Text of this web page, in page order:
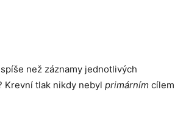
než záznamy jednotlivých
Krevní tlak nikdy nebyl primárním cílem